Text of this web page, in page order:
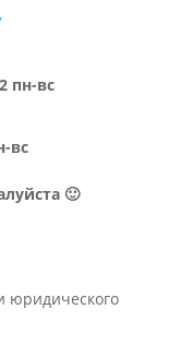
пн-вс
вс
🙂
юридического